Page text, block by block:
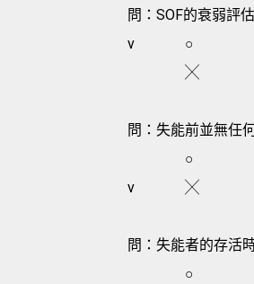
問：SOF的衰弱評
v
○
╳
問：失能前並無任
○
v
╳
問：失能者的存活
○